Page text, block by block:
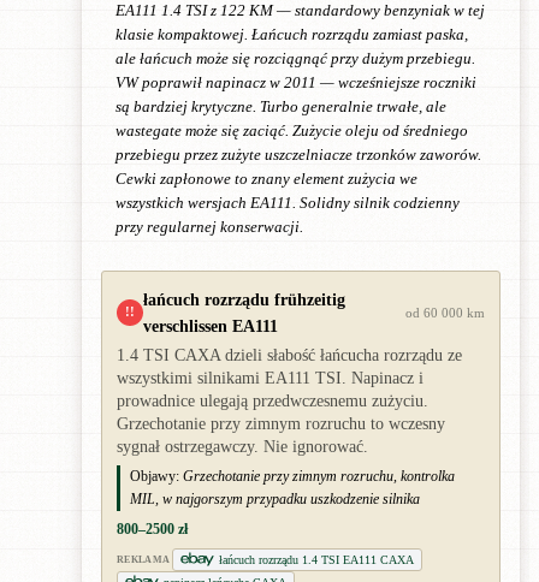
EA111 1.4 TSI z 122 KM — standardowy benzyniak w tej
klasie kompaktowej. Łańcuch rozrządu zamiast paska,
ale łańcuch może się rozciągnąć przy dużym przebiegu.
VW poprawił napinacz w 2011 — wcześniejsze roczniki
są bardziej krytyczne. Turbo generalnie trwałe, ale
wastegate może się zaciąć. Zużycie oleju od średniego
przebiegu przez zużyte uszczelniacze trzonków zaworów.
Cewki zapłonowe to znany element zużycia we
wszystkich wersjach EA111. Solidny silnik codzienny
przy regularnej konserwacji.
!!
łańcuch rozrządu frühzeitig
verschlissen EA111
od 60 000 km
1.4 TSI CAXA dzieli słabość łańcucha rozrządu ze
wszystkimi silnikami EA111 TSI. Napinacz i
prowadnice ulegają przedwczesnemu zużyciu.
Grzechotanie przy zimnym rozruchu to wczesny
sygnał ostrzegawczy. Nie ignorować.
Objawy: Grzechotanie przy zimnym rozruchu, kontrolka
MIL, w najgorszym przypadku uszkodzenie silnika
800–2500 zł
REKLAMA
łańcuch rozrządu 1.4 TSI EA111 CAXA